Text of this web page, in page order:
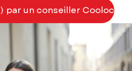
par un conseiller Cooloc